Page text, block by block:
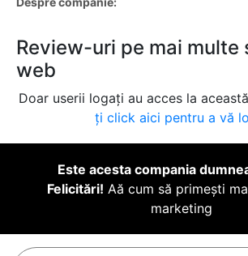
Review-uri pe mai multe
web
Doar userii logați au acces la
ți click aici pentru a vă
Este acesta compania
Felicitări! Aă cum să primești
marketing